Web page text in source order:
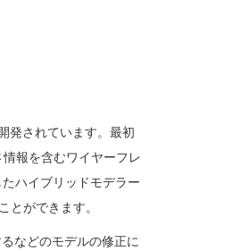
発されています。最初
報を含むワイヤーフレ
ハイブリッドモデラー
とができます。
などのモデルの修正に